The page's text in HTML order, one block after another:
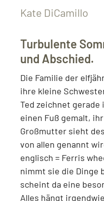
Kate DiCamillo
Turbulente
und Abschied.
Die Familie der
ihre kleine
Ted zeichnet gerade
einen Fuß gemalt,
Großmutter sieht
von allen genannt
englisch = Ferris
nimmt sie die Dinge
scheint da eine
Alles hängt